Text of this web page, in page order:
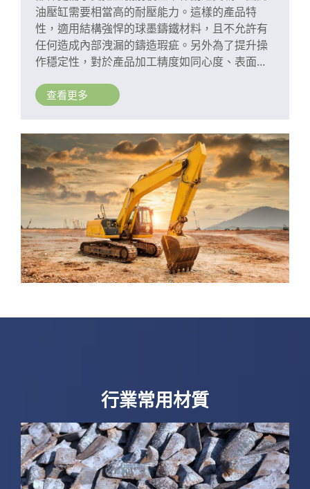
油壓缸需要相當高的耐壓能力。這樣的產品特
性，適用結構強悍的球墨鑄鐵材料，且不允許有
任何造成內部洩漏的鑄造瑕疵。另外為了提升操
作穩定性，對於產品加工精度如同心度、表面粗
所有工序，才能確保符合高精度加工規格。
查看更多
行業常用材質